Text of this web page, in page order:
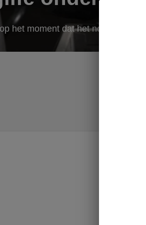
het moment dat het nodig is
zelf niet
op
Plan